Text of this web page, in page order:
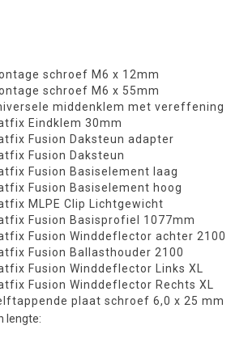
schroef M6 x 12mm
schroef M6 x 55mm
middenklem met vereffening
Eindklem 30mm
Fusion Daksteun adapter
Fusion Daksteun
Fusion Basiselement laag
Fusion Basiselement hoog
MLPE Clip Lichtgewicht
Fusion Basisprofiel 1077mm
Fusion Winddeflector achter 2100
Fusion Ballasthouder 2100
Fusion Winddeflector Links XL
Fusion Winddeflector Rechts XL
plaat schroef 6,0 x 25 mm
lengte: